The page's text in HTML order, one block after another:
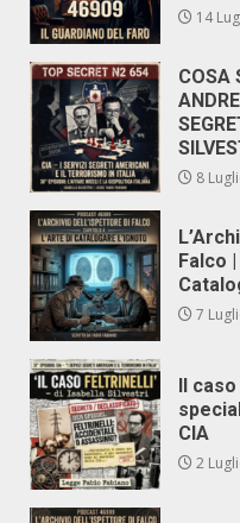
14
COSA
8
Falco
7
Il
CIA
2